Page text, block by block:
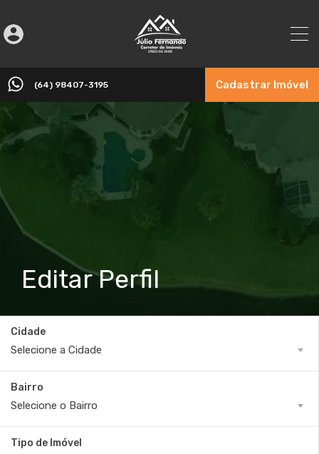
(64) 98407-3195 Cadastrar Imóvel
Editar Perfil
Cidade
Selecione a Cidade
Bairro
Selecione o Bairro
Tipo de Imóvel